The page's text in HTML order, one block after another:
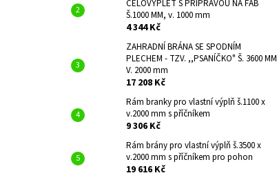
CELOVÝPLET S PŘÍPRAVOU NA FAB
Š.1000 MM, v. 1000 mm
4 344 Kč
ZAHRADNÍ BRÁNA SE SPODNÍM
PLECHEM - TZV. ,,PSANÍČKO" Š. 3600 MM
V. 2000 mm
17 208 Kč
Rám branky pro vlastní výplň š.1100 x
v.2000 mm s příčníkem
9 306 Kč
Rám brány pro vlastní výplň š.3500 x
v.2000 mm s příčníkem pro pohon
19 616 Kč